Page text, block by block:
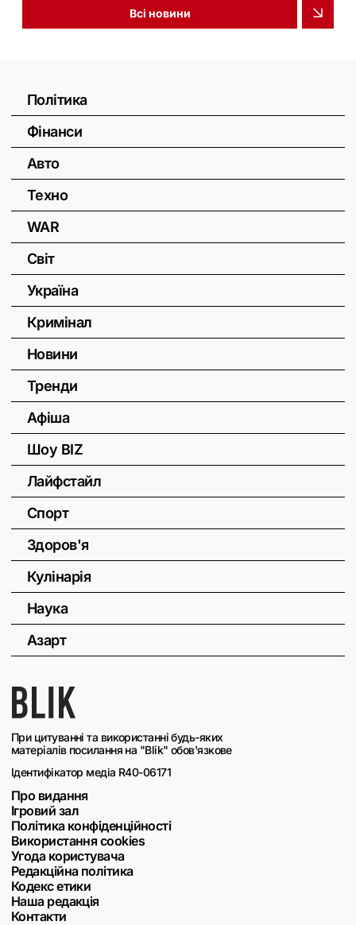
Всі новини
При цитуванні та використанні будь-яких
матеріалів посилання на "Blik" обов'язкове
Ідентифікатор медіа R40-06171
Про видання
Ігровий зал
Політика конфіденційності
Використання cookies
Угода користувача
Редакційна політика
Кодекс етики
Наша редакція
Контакти
Політика
Фінанси
Авто
Техно
WAR
Світ
Україна
Кримінал
Новини
Тренди
Афіша
Шоу BIZ
Лайфстайл
Спорт
Здоров'я
Кулінарія
Наука
Азарт